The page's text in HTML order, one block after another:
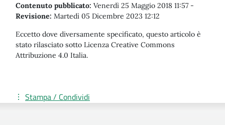
Contenuto pubblicato: Venerdì 25 Maggio 2018 11:57 -
Revisione: Martedì 05 Dicembre 2023 12:12
Eccetto dove diversamente specificato, questo articolo è
stato rilasciato sotto Licenza Creative Commons
Attribuzione 4.0 Italia.
Stampa / Condividi